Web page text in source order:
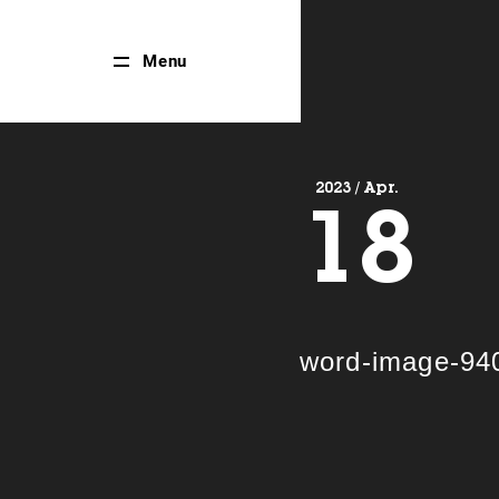
Menu
Menu
2023 / Apr.
18
word-image-